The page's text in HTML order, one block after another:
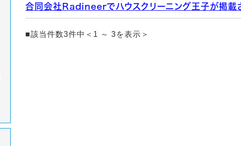
合同会社Radineerでハウスクリーニング王子が掲載
■該当件数3件中＜1 ～ 3を表示＞